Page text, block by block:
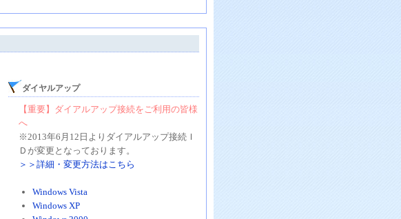
ダイヤルアップ
【重要】ダイアルアップ接続をご利用の皆様
へ
※2013年6月12日よりダイアルアップ接続Ｉ
Ｄが変更となっております。
＞＞詳細・変更方法はこちら
Windows Vista
Windows XP